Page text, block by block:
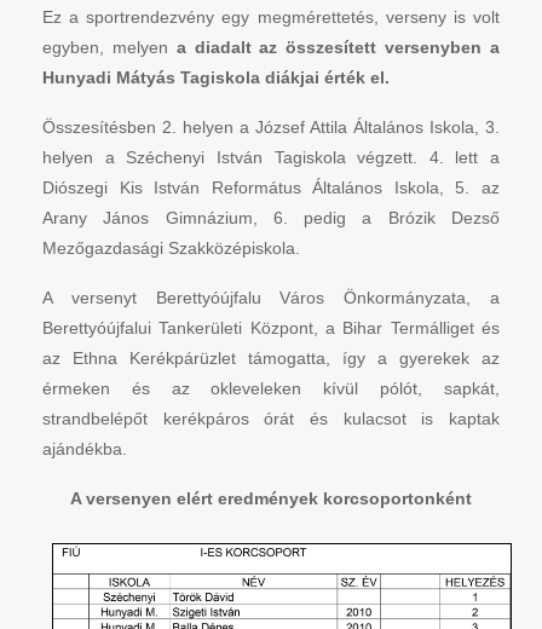
Ez a sportrendezvény egy megmérettetés, verseny is volt
egyben, melyen a diadalt az összesített versenyben a
Hunyadi Mátyás Tagiskola diákjai érték el.
Összesítésben 2. helyen a József Attila Általános Iskola, 3.
helyen a Széchenyi István Tagiskola végzett. 4. lett a
Diószegi Kis István Református Általános Iskola, 5. az
Arany János Gimnázium, 6. pedig a Brózik Dezső
Mezőgazdasági Szakközépiskola.
A versenyt Berettyóújfalu Város Önkormányzata, a
Berettyóújfalui Tankerületi Központ, a Bihar Termálliget és
az Ethna Kerékpárüzlet támogatta, így a gyerekek az
érmeken és az okleveleken kívül pólót, sapkát,
strandbelépőt kerékpáros órát és kulacsot is kaptak
ajándékba.
A versenyen elért eredmények korcsoportonként